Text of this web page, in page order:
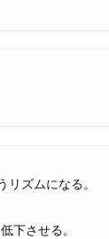
ズムになる。
下させる。